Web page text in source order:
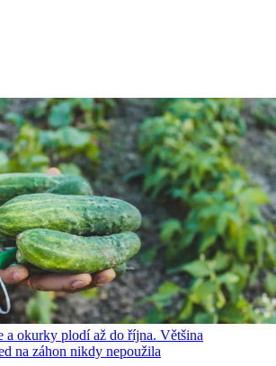
a okurky plodí až do října. Většina
na záhon nikdy nepoužila